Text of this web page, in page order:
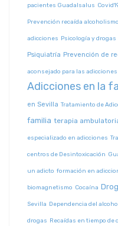
pacientes Guadalsalus
Prevención recaída alcoholismo
adicciones Psicología y drogas
Psiquiatría Prevención de
aconsejado para las adicciones
Adicciones en la
en Sevilla Tratamiento de
familia terapia
especializado en adicciones
centros de Desintoxicación
un adicto formación en
biomagnetismo Cocaína
Sevilla Dependencia del
drogas Recaídas en tiempo de